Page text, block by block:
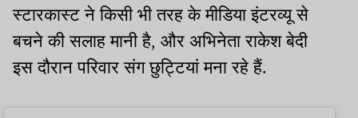
स्टारकास्ट ने किसी भी तरह के मीडिया इंटरव्यू से
बचने की सलाह मानी है, और अभिनेता राकेश बेदी
इस दौरान परिवार संग छुट्टियां मना रहे हैं.